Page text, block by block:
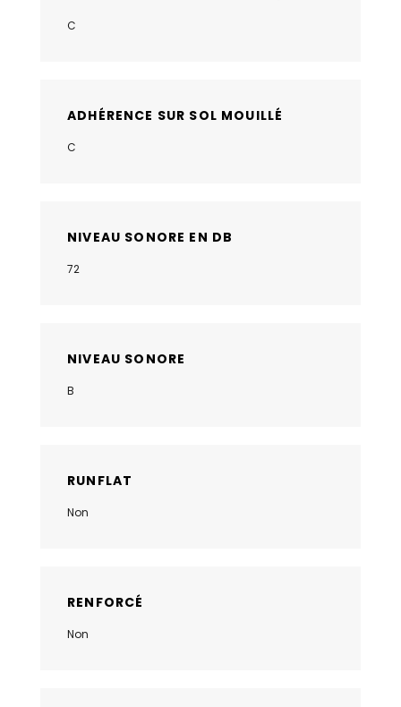
C
ADHÉRENCE SUR SOL MOUILLÉ
C
NIVEAU SONORE EN DB
72
NIVEAU SONORE
B
RUNFLAT
Non
RENFORCÉ
Non